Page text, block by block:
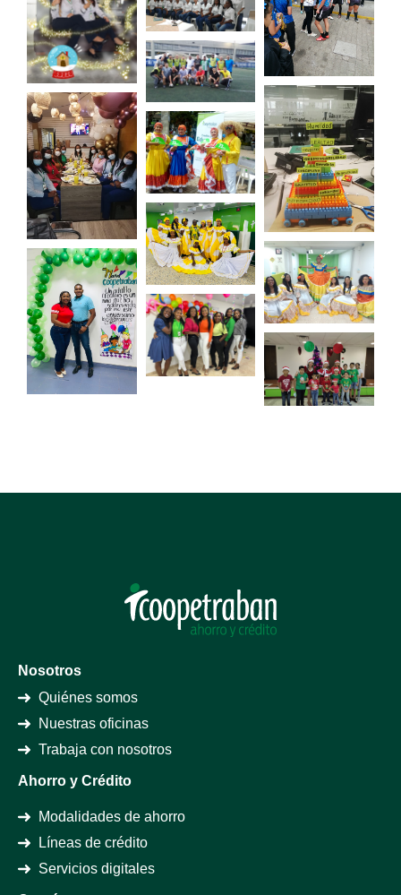
Nosotros
Quiénes somos
Nuestras oficinas
Trabaja con nosotros
Ahorro y Crédito
Modalidades de ahorro
Líneas de crédito
Servicios digitales